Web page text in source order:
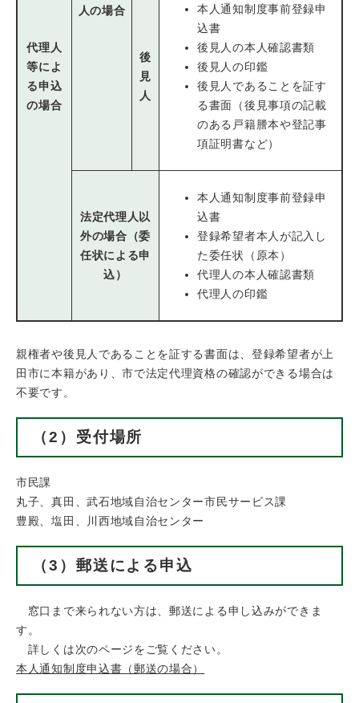
代理人
等によ
る申込
の場合
人の場合
後
見
人
本人通知制度事前登録申
込書
後見人の本人確認書類
後見人の印鑑
後見人であることを証す
る書面（後見事項の記載
のある戸籍謄本や登記事
項証明書など）
法定代理人以
外の場合（委
任状による申
込）
本人通知制度事前登録申
込書
登録希望者本人が記入し
た委任状（原本）
代理人の本人確認書類
代理人の印鑑
親権者や後見人であることを証する書面は、登録希望者が上
田市に本籍があり、市で法定代理資格の確認ができる場合は
不要です。
（2）受付場所
市民課
丸子、真田、武石地域自治センター市民サービス課
豊殿、塩田、川西地域自治センター
（3）郵送による申込
窓口まで来られない方は、郵送による申し込みができま
す。
詳しくは次のページをご覧ください。
本人通知制度申込書（郵送の場合）